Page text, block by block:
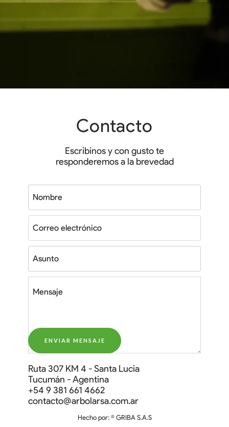
Contacto
Escribinos y con gusto te
responderemos a la brevedad
Ruta 307 KM 4 - Santa Lucia
Tucumán - Agentina
‭+54 9 381 661 4662‬‬
contacto@arbolarsa.com.ar
Hecho por: © GRIBA S.A.S